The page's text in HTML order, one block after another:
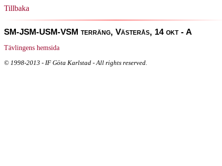
Tillbaka
SM-JSM-USM-VSM terräng, Västerås, 14 okt - A
Tävlingens hemsida
© 1998-2013 - IF Göta Karlstad - All rights reserved.